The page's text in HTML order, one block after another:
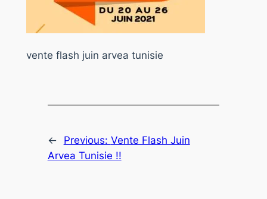
vente flash juin arvea tunisie
← Previous: Vente Flash Juin
Arvea Tunisie !!